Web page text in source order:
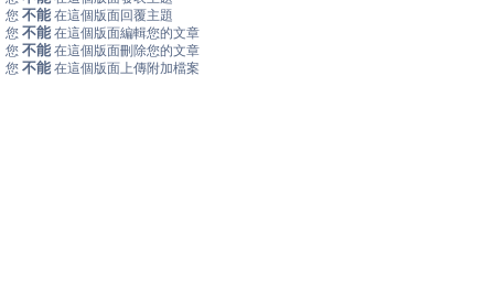
您 不能 在這個版面回覆主題
您 不能 在這個版面編輯您的文章
您 不能 在這個版面刪除您的文章
您 不能 在這個版面上傳附加檔案